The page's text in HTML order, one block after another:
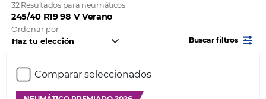
32 Resultados para neumáticos
245/40 R19 98 V Verano
Ordenar por
Buscar filtros
Comparar seleccionados